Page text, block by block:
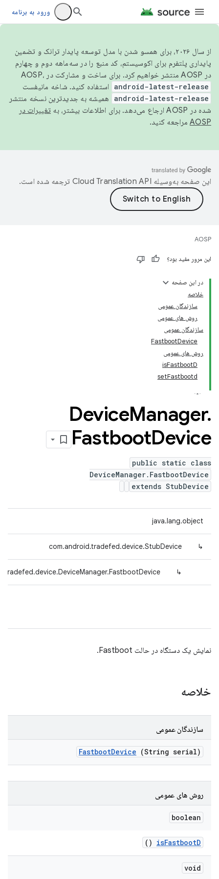
ورود به برنامه
از سال ۲۰۲۶، برای همسو شدن با مدل توسعه پایدار ترانک و تضمین
پایداری پلتفرم برای اکوسیستم، کد منبع را در سه‌ماهه دوم و چهارم
در AOSP منتشر خواهیم کرد. برای ساخت و مشارکت در AOSP،
android-latest-release استفاده کنید. شاخه مانیفست
android-latest-release
همیشه به جدیدترین نسخه منتشر
شده در AOSP ارجاع می‌دهد. برای اطلاعات بیشتر، به
تغییرات در
AOSP مراجعه کنید.
این صفحه به‌وسیله ترجمه شده است.
AOSP
این مرور مفید بود؟
در این صفحه
خلاصه
سازندگان عمومی
روش های عمومی
سازندگان عمومی
FastbootDevice
روش های عمومی
isFastbootD
setFastbootd
DeviceManager.
FastbootDevice
public static class
DeviceManager.FastbootDevice
extends StubDevice
java.lang.object
↳
com.android.tradefed.device.StubDevice
↳
نمایش یک دستگاه در حالت Fastboot.
خلاصه
سازندگان عمومی
FastbootDevice (String serial)
روش های عمومی
boolean
isFastbootD
()
void